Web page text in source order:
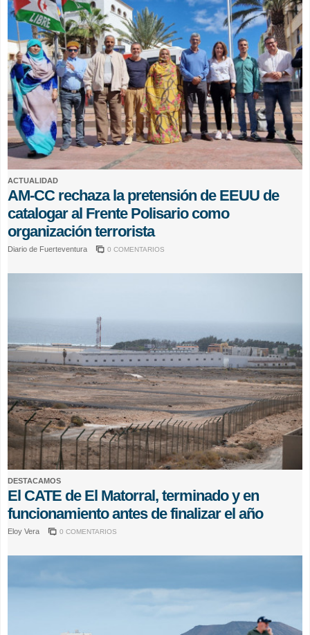
ACTUALIDAD
AM-CC rechaza la pretensión de EEUU de
catalogar al Frente Polisario como
organización terrorista
Diario de Fuerteventura 0 COMENTARIOS
DESTACAMOS
El CATE de El Matorral, terminado y en
funcionamiento antes de finalizar el año
Eloy Vera 0 COMENTARIOS